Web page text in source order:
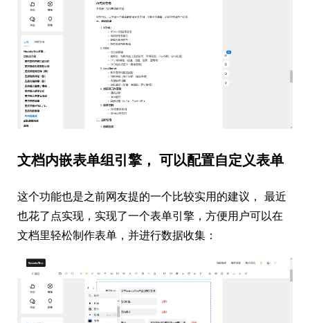
文档内嵌表单组引擎， 可以配置自定义表单
这个功能也是之前网友提的一个比较实用的建议， 最近
也花了点实现，实现了一个表单引擎，方便用户可以在
文档里轻松制作表单，并进行数据收集：